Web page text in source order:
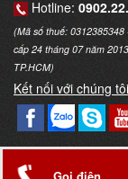
Hotline:
(Mã số thuế: 0312385348
cấp 24 tháng 07 năm
TP.HCM)
Kết nối với chúng
Copyright © 2017
Gọi điện